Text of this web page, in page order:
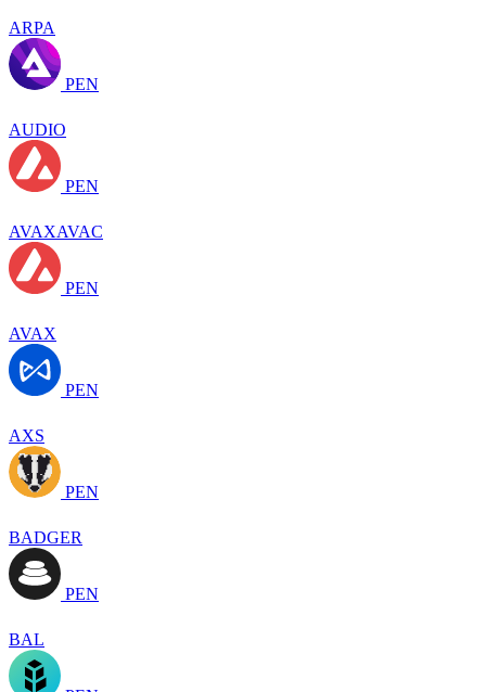
ARPA
PEN
AUDIO
PEN
AVAXAVAC
PEN
AVAX
PEN
AXS
PEN
BADGER
PEN
BAL